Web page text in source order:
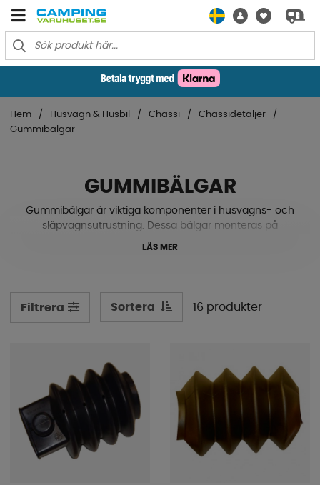
Hem Husvagn & Husbil Chassi
Chassidetaljer
Gummibälgar
GUMMIBÄLGAR
Gummibälgar är viktiga komponenter i husvagns- och
släpvagnsutrustning. Dessa bälgar monteras på
fjäderbenen för att skydda dem från smuts och skador
sikt.
eller instansat) så kan ni få fram vilka bromsbackar,
hjullager, påskjutsdämpare, gummibälg mm. ni behöver.
Vid frågor är det bara att kontakta oss så hjälper vi
gärna till!
LÄS MER
Filtrera Sortera 16 produkter